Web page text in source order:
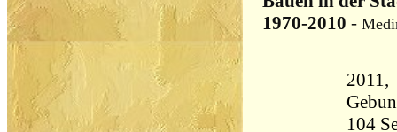
1970-2010 -
104 Seiten